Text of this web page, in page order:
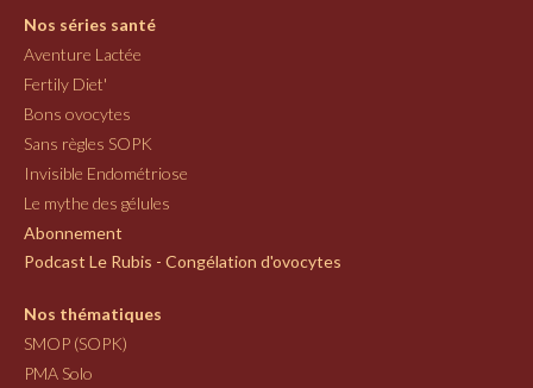
Nos séries santé
Aventure Lactée
Fertily Diet'
Bons ovocytes
Sans règles SOPK
Invisible Endométriose
Le mythe des gélules
Abonnement
Podcast Le Rubis - Congélation d'ovocytes
Nos thématiques
SMOP (SOPK)
PMA Solo